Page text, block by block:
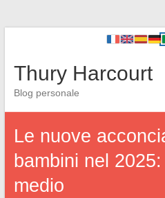
Thury Harcourt
Blog personale
Le nuove
bambini nel
medio